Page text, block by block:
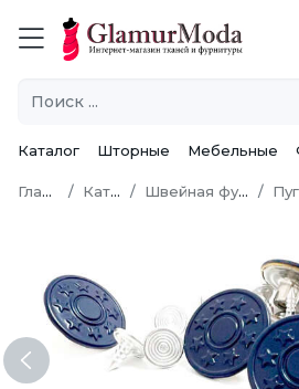
Каталог Шторные Мебельные
Главная Каталог Швейная фурнитура
Previous